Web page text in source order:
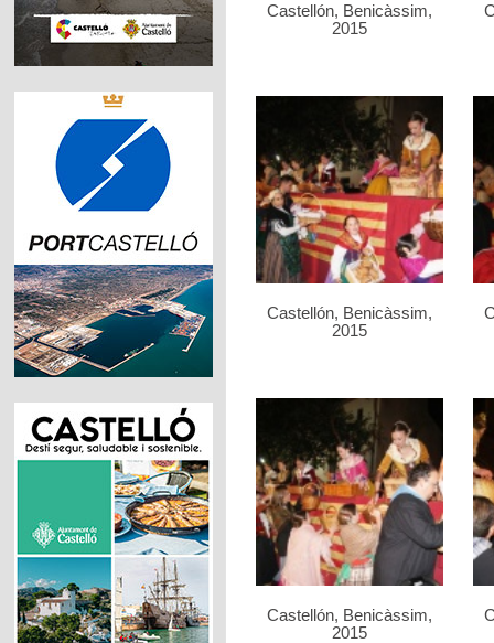
Castellón, Benicàssim,
2015
Castellón, Benicàssim,
2015
Castellón, Benicàssim,
2015